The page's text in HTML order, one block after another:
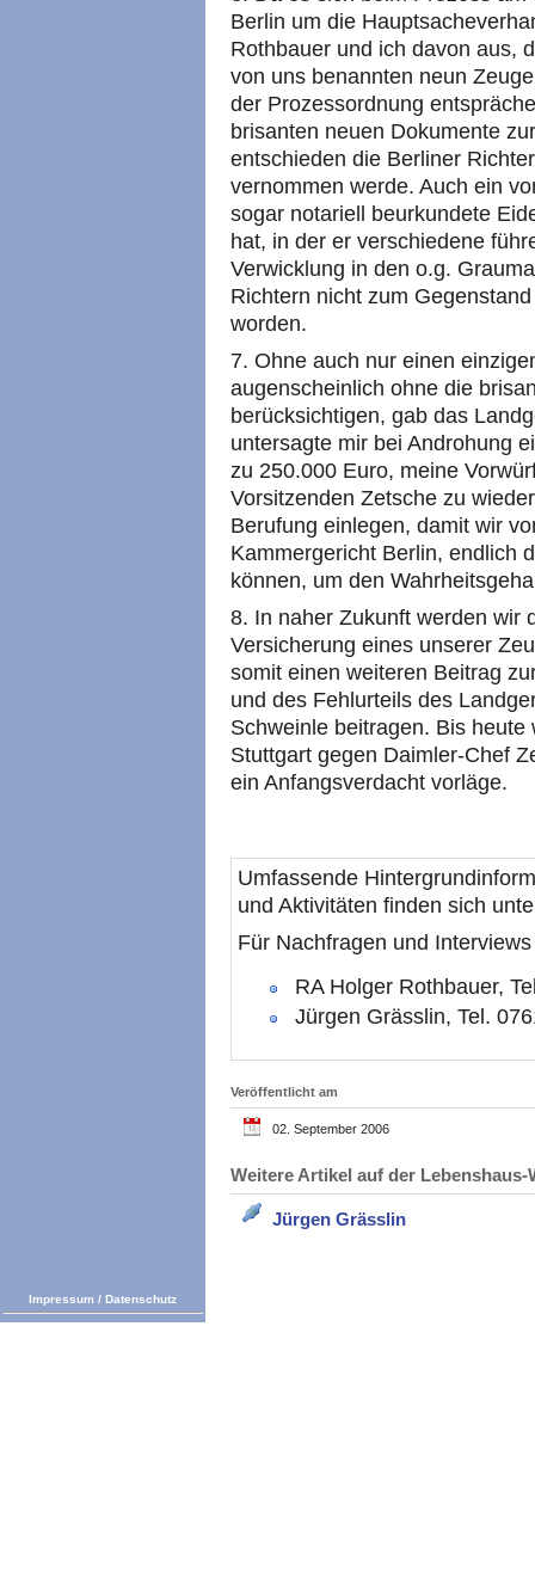
Berlin um die
Rothbauer und ich davon aus,
von uns benannten neun
der Prozessordnung
brisanten neuen Dokumente
entschieden die Berliner
vernommen werde. Auch ein
sogar notariell beurkundete
hat, in der er verschiedene
Verwicklung in den o.g.
Richtern nicht zum
worden.
7. Ohne auch nur einen
augenscheinlich ohne die
berücksichtigen, gab das
untersagte mir bei Androhung
zu 250.000 Euro, meine
Vorsitzenden Zetsche zu
Berufung einlegen, damit wir
Kammergericht Berlin, endlich
können, um den
8. In naher Zukunft werden wir
Versicherung eines unserer
somit einen weiteren Beitrag
und des Fehlurteils des
Schweinle beitragen. Bis
Stuttgart gegen Daimler-Chef
ein Anfangsverdacht vorläge.
Umfassende
und Aktivitäten finden sich
Für Nachfragen und
RA Holger Rothbauer,
Jürgen Grässlin, Tel.
Veröffentlicht am
02. September 2006
Weitere Artikel auf der
Jürgen Grässlin
Impressum / Datenschutz